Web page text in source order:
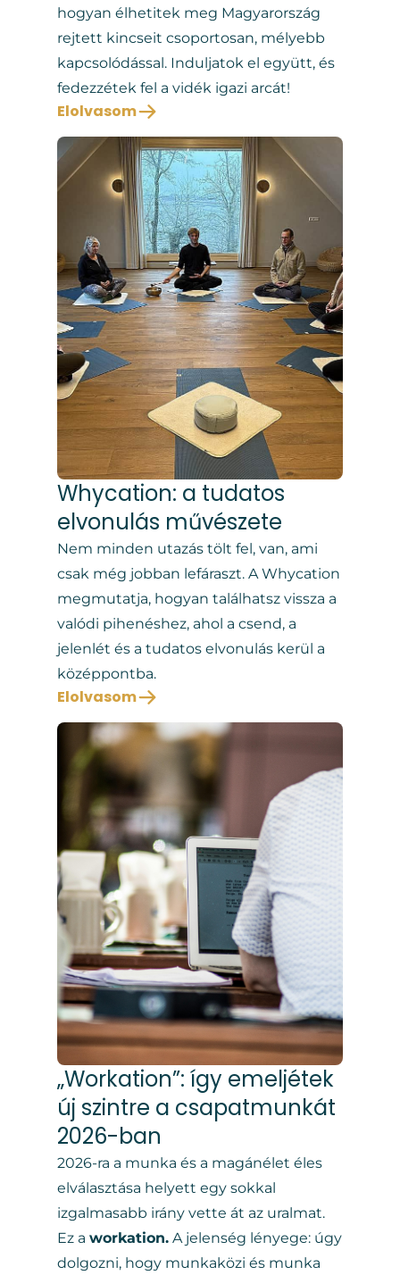
hogyan élhetitek meg Magyarország
rejtett kincseit csoportosan, mélyebb
kapcsolódással. Induljatok el együtt, és
fedezzétek fel a vidék igazi arcát!
Elolvasom
Whycation: a tudatos
elvonulás művészete
Nem minden utazás tölt fel, van, ami
csak még jobban lefáraszt. A Whycation
megmutatja, hogyan találhatsz vissza a
valódi pihenéshez, ahol a csend, a
jelenlét és a tudatos elvonulás kerül a
középpontba.
Elolvasom
„Workation”: így emeljétek
új szintre a csapatmunkát
2026-ban
2026-ra a munka és a magánélet éles
elválasztása helyett egy sokkal
izgalmasabb irány vette át az uralmat.
Ez a workation. A jelenség lényege: úgy
dolgozni, hogy munkaközi és munka